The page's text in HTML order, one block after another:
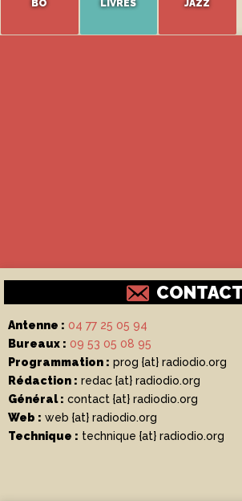
BO LIVRES JAZZ
Antenne : 04 77 25 05 94
Bureaux : 09 53 05 08 95
Programmation : prog {at} radiodio.org
Rédaction : redac {at} radiodio.org
Général : contact {at} radiodio.org
Web : web {at} radiodio.org
Technique : technique {at} radiodio.org